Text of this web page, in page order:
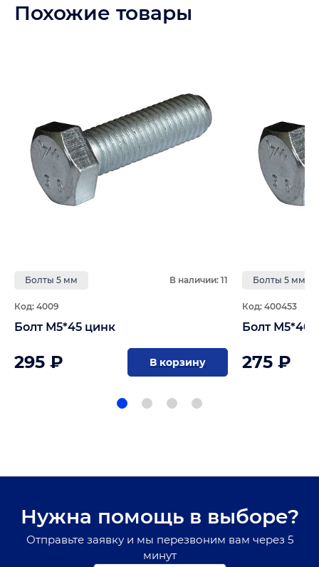
Похожие товары
Болты 5 мм В наличии: 11
Код: 4009
Болт М5*45 цинк
295 ₽ В корзину
Болты 5 мм
Код: 400453
Болт М5*40
275 ₽
Нужна помощь в выборе?
Отправьте заявку и мы перезвоним вам через 5
минут